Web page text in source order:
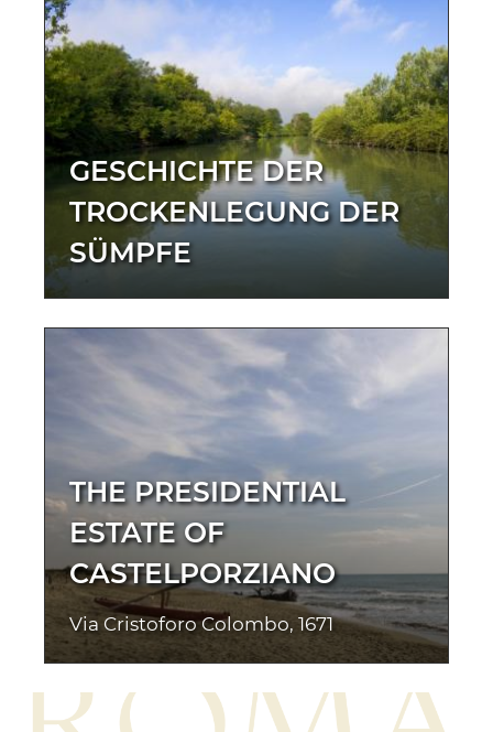
GESCHICHTE DER
TROCKENLEGUNG DER
SÜMPFE
THE PRESIDENTIAL
ESTATE OF
CASTELPORZIANO
Via Cristoforo Colombo, 1671